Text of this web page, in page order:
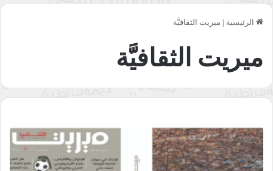
الرئيسية | ميريت الثقافيَّة
ميريت الثقافيَّة